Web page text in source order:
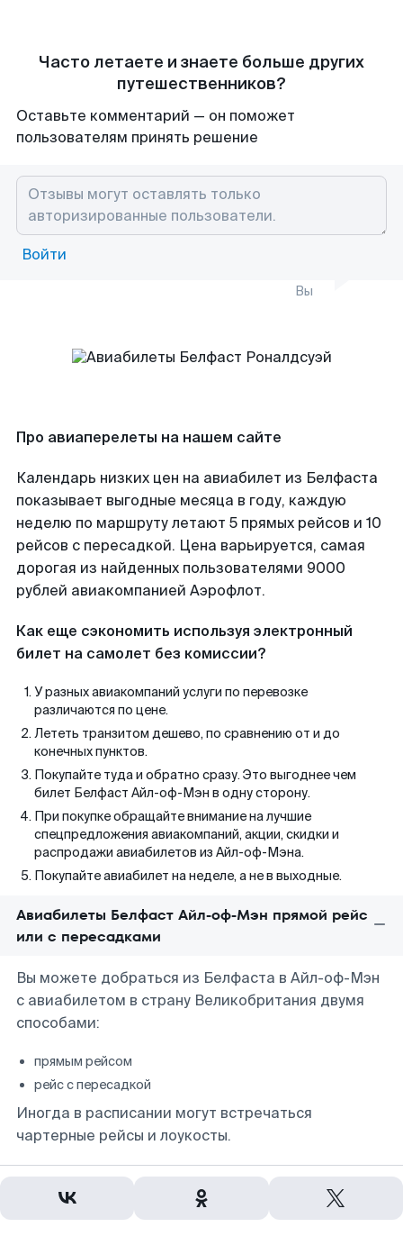
Часто летаете и знаете больше других
путешественников?
Оставьте комментарий — он поможет
пользователям принять решение
Войти
Вы
Про авиаперелеты на нашем сайте
Календарь низких цен на авиабилет из Белфаста
показывает выгодные месяца в году, каждую
неделю по маршруту летают 5 прямых рейсов и 10
рейсов с пересадкой. Цена варьируется, самая
дорогая из найденных пользователями 9000
рублей авиакомпанией Аэрофлот.
Как еще сэкономить используя электронный
билет на самолет без комиссии?
У разных авиакомпаний услуги по перевозке
различаются по цене.
Лететь транзитом дешево, по сравнению от и до
конечных пунктов.
Покупайте туда и обратно сразу. Это выгоднее чем
билет Белфаст Айл-оф-Мэн в одну сторону.
При покупке обращайте внимание на лучшие
спецпредложения авиакомпаний, акции, скидки и
распродажи авиабилетов из Айл-оф-Мэна.
Покупайте авиабилет на неделе, а не в выходные.
Авиабилеты Белфаст Айл-оф-Мэн прямой рейс
или с пересадками
Вы можете добраться из Белфаста в Айл-оф-Мэн
с авиабилетом в страну Великобритания двумя
способами:
прямым рейсом
рейс с пересадкой
Иногда в расписании могут встречаться
чартерные рейсы и лоукосты.